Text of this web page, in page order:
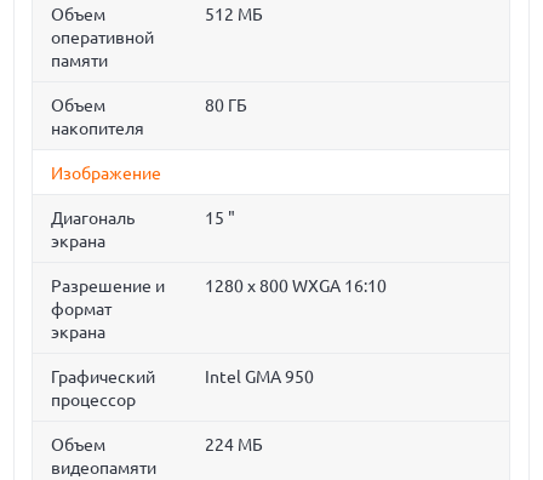
Объем
оперативной
памяти
512 МБ
Объем
накопителя
80 ГБ
Изображение
Диагональ
экрана
15 "
Разрешение и
формат
экрана
1280 x 800 WXGA 16:10
Графический
процессор
Intel GMA 950
Объем
видеопамяти
224 МБ